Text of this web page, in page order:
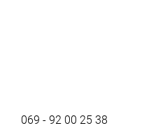
069 - 92 00 25 38